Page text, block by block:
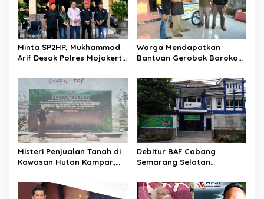
p
o
s
Minta SP2HP, Mukhammad
Arif Desak Polres Mojokerto
Dugaan Pencemaran Nama
Baik Bondet
Warga Mendapatkan
Bantuan Gerobak Barokah
Bekasi
Misteri Penjualan Tanah di
Kawasan Hutan Kampar,
Debitur BAF Cabang
Semarang Selatan
Di Duga Ada Monopoli
Penipuan